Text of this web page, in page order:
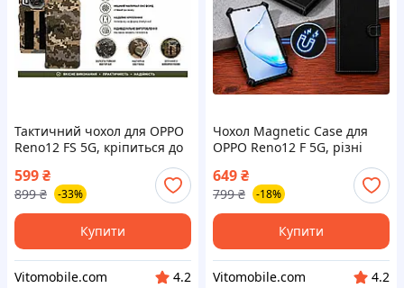
Тактичний чохол для OPPO
Reno12 FS 5G, кріпиться до
спорядження на липучці
599₴
899 ₴ -33%
Купити
Vitomobile.com
4.2
Чохол Magnetic Case для
OPPO Reno12 F 5G, різні
649₴
799 ₴ -18%
Купити
Vitomobile.com
4.2